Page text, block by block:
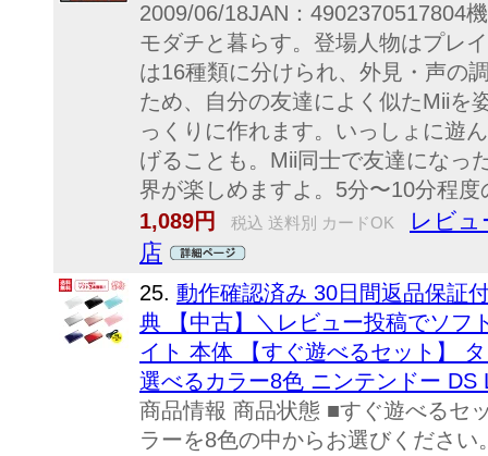
2009/06/18JAN：4902370517804
モダチと暮らす。登場人物はプレ
は16種類に分けられ、外見・声の
ため、自分の友達によく似たMiiを
っくりに作れます。いっしょに遊
げることも。Mii同士で友達になっ
界が楽しめますよ。5分〜10分程度
1,089円
税込 送料別 カードOK
レビュ
店
25. 動作確認済み 30日間返品保証
典 【中古】＼レビュー投稿でソフ
イト 本体 【すぐ遊べるセット】
選べるカラー8色 ニンテンドー DS
商品情報 商品状態 ■すぐ遊べるセ
ラーを8色の中からお選びくださ